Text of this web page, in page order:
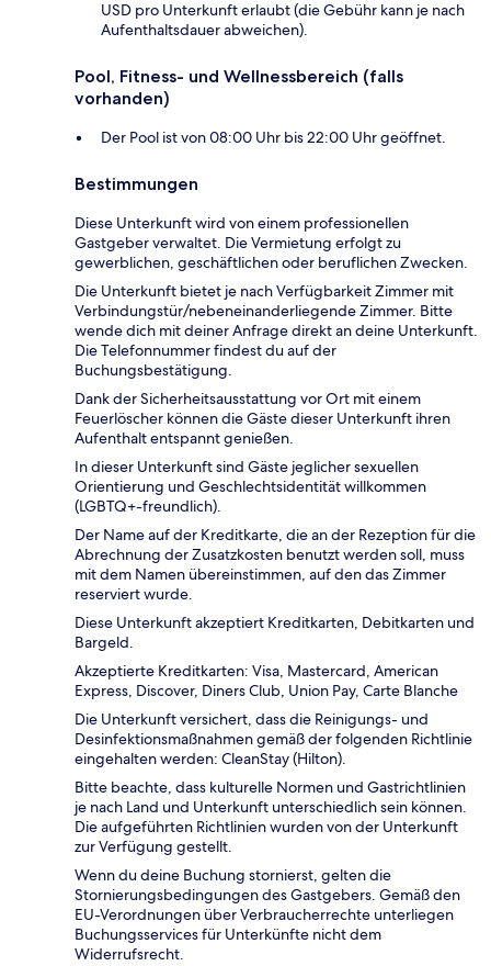
USD pro Unterkunft erlaubt (die Gebühr kann je nach
Aufenthaltsdauer abweichen).
Pool, Fitness- und Wellnessbereich (falls
vorhanden)
Der Pool ist von 08:00 Uhr bis 22:00 Uhr geöffnet.
Bestimmungen
Diese Unterkunft wird von einem professionellen
Gastgeber verwaltet. Die Vermietung erfolgt zu
gewerblichen, geschäftlichen oder beruflichen Zwecken.
Die Unterkunft bietet je nach Verfügbarkeit Zimmer mit
Verbindungstür/nebeneinanderliegende Zimmer. Bitte
wende dich mit deiner Anfrage direkt an deine Unterkunft.
Die Telefonnummer findest du auf der
Buchungsbestätigung.
Dank der Sicherheitsausstattung vor Ort mit einem
Feuerlöscher können die Gäste dieser Unterkunft ihren
Aufenthalt entspannt genießen.
In dieser Unterkunft sind Gäste jeglicher sexuellen
Orientierung und Geschlechtsidentität willkommen
(LGBTQ+-freundlich).
Der Name auf der Kreditkarte, die an der Rezeption für die
Abrechnung der Zusatzkosten benutzt werden soll, muss
mit dem Namen übereinstimmen, auf den das Zimmer
reserviert wurde.
Diese Unterkunft akzeptiert Kreditkarten, Debitkarten und
Bargeld.
Akzeptierte Kreditkarten: Visa, Mastercard, American
Express, Discover, Diners Club, Union Pay, Carte Blanche
Die Unterkunft versichert, dass die Reinigungs- und
Desinfektionsmaßnahmen gemäß der folgenden Richtlinie
eingehalten werden: CleanStay (Hilton).
Bitte beachte, dass kulturelle Normen und Gastrichtlinien
je nach Land und Unterkunft unterschiedlich sein können.
Die aufgeführten Richtlinien wurden von der Unterkunft
zur Verfügung gestellt.
Wenn du deine Buchung stornierst, gelten die
Stornierungsbedingungen des Gastgebers. Gemäß den
EU-Verordnungen über Verbraucherrechte unterliegen
Buchungsservices für Unterkünfte nicht dem
Widerrufsrecht.